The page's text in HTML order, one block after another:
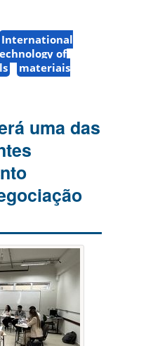
International
of
materiais
uma das